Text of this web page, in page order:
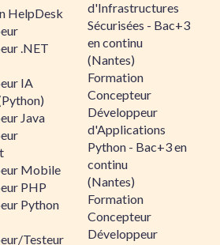
HelpDesk
.NET
IA
Java
Mobile
PHP
Python
Testeur
d'Infrastructures
Sécurisées - Bac+3
en continu
(Nantes)
Formation
Concepteur
Développeur
d'Applications
Python - Bac+3 en
continu
(Nantes)
Formation
Concepteur
Développeur